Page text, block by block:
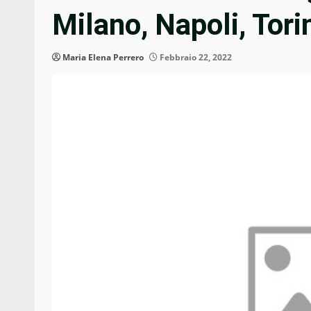
Milano, Napoli,
Maria Elena Perrero Febbraio 22, 2022